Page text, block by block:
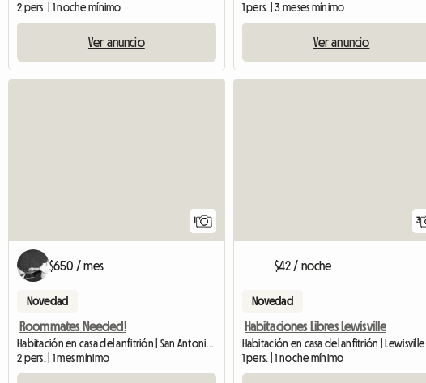
2 pers. | 1 noche mínimo
Ver anuncio
1 pers. | 3 meses mínimo
Ver anuncio
1
$650 / mes
Novedad
Roommates Needed!
2 pers. | 1 mes mínimo
3
$42 / noche
Novedad
Habitaciones Libres Lewisville
Habitación en casa del anfitrión | Lewisville
1 pers. | 1 noche mínimo